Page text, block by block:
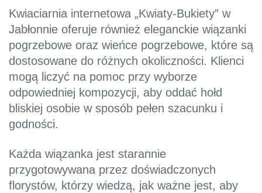
Kwiaciarnia internetowa „Kwiaty-Bukiety” w
Jabłonnie oferuje również eleganckie wiązanki
pogrzebowe oraz wieńce pogrzebowe, które są
dostosowane do różnych okoliczności. Klienci
mogą liczyć na pomoc przy wyborze
odpowiedniej kompozycji, aby oddać hołd
bliskiej osobie w sposób pełen szacunku i
godności.
Każda wiązanka jest starannie
przygotowywana przez doświadczonych
florystów, którzy wiedzą, jak ważne jest, aby